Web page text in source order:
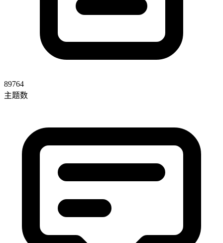
89764
主题数